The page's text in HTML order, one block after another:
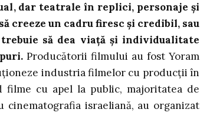
dar teatrale în replici, personaje și
creeze un cadru firesc și credibil, sau
să dea viață și individualitate
Producătorii filmului au fost Yoram
industria filmelor cu producții în
filme cu apel la public, majoritatea de
israeliană, au organizat